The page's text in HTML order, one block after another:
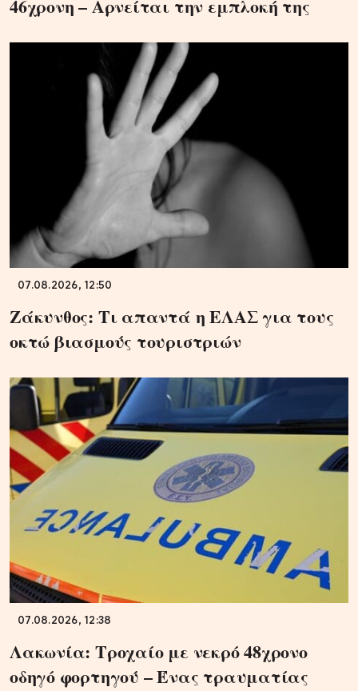
46χρονη – Aρνείται την εμπλοκή της
07.08.2026, 12:50
Ζάκυνθος: Τι απαντά η ΕΛΑΣ για τους
οκτώ βιασμούς τουριστριών
07.08.2026, 12:38
Λακωνία: Τροχαίο με νεκρό 48χρονο
οδηγό φορτηγού – Ένας τραυματίας